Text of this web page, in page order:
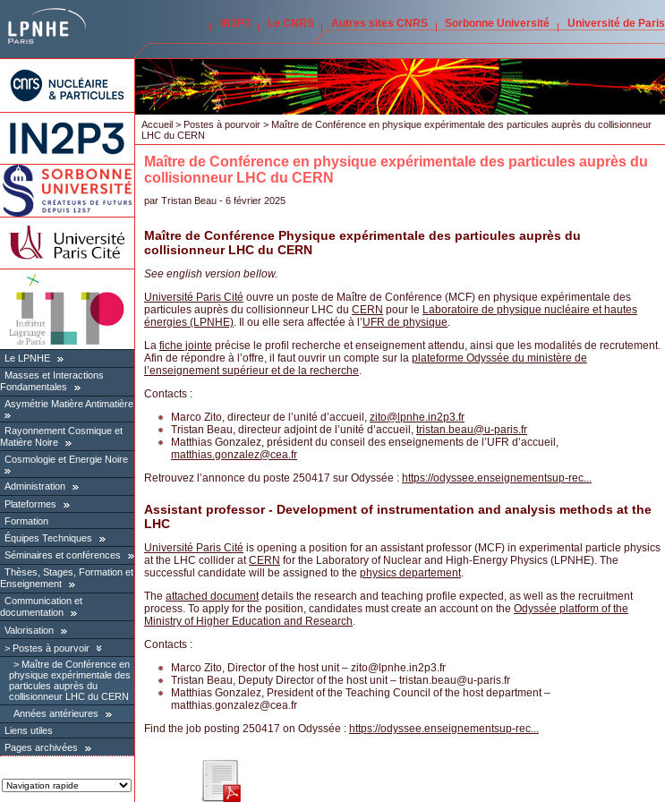
IN2P3 Le CNRS Autres sites CNRS Sorbonne Université Université de Paris
Le LPNHE
Masses et Interactions
Fondamentales
Asymétrie Matière Antimatière
Rayonnement Cosmique et
Matière Noire
Cosmologie et Energie Noire
Administration
Plateformes
Formation
Équipes Techniques
Séminaires et conférences
Thèses, Stages, Formation et
Enseignement
Communication et
documentation
Valorisation
Postes à pourvoir
Maître de Conférence en
physique expérimentale des
particules auprès du
collisionneur LHC du CERN
Années antérieures
Liens utiles
Pages archivées
Accueil > Postes à pourvoir > Maître de Conférence en physique expérimentale des particules auprès du collisionneur
LHC du CERN
Maître de Conférence en physique expérimentale des particules auprès du
collisionneur LHC du CERN
par Tristan Beau - 6 février 2025
Maître de Conférence Physique expérimentale des particules auprès du
collisionneur LHC du CERN
See english version bellow.
Université Paris Cité ouvre un poste de Maître de Conférence (MCF) en physique expérimentale des
particules auprès du collisionneur LHC du CERN pour le Laboratoire de physique nucléaire et hautes
énergies (LPNHE). Il ou elle sera affectée à l’UFR de physique.
La fiche jointe précise le profil recherche et enseignement attendu, ainsi que les modalités de recrutement.
Afin de répondre à l’offre, il faut ouvrir un compte sur la plateforme Odyssée du ministère de
l’enseignement supérieur et de la recherche.
Contacts :
Marco Zito, directeur de l’unité d’accueil, zito@ lpnhe.in2p3.fr
Tristan Beau, directeur adjoint de l’unité d’accueil, tristan.beau@u-paris.fr
Matthias Gonzalez, président du conseil des enseignements de l’UFR d’accueil,
matthias.gonzalez@cea.fr
Retrouvez l’annonce du poste 250417 sur Odyssée : https://odyssee.enseignementsup-rec...
Assistant professor - Development of instrumentation and analysis methods at the
LHC
Université Paris Cité is opening a position for an assistant professor (MCF) in experimental particle physics
at the LHC collider atCERN for the Laboratory of Nuclear and High-Energy Physics (LPNHE). The
successful candidate will be assigned to the physics departement.
The attached documentdetails the research and teaching profile expected, as well as the recruitment
process. To apply for the position, candidates must create an account on the Odyssée platform of the
Ministry of Higher Education and Research.
Contacts :
Marco Zito, Director of the host unit – zito@ lpnhe.in2p3.fr
Tristan Beau, Deputy Director of the host unit – tristan.beau@u-paris.fr
Matthias Gonzalez, President of the Teaching Council of the host department –
matthias.gonzalez@cea.fr
Find the job posting 250417 on Odyssée : https://odyssee.enseignementsup-rec...